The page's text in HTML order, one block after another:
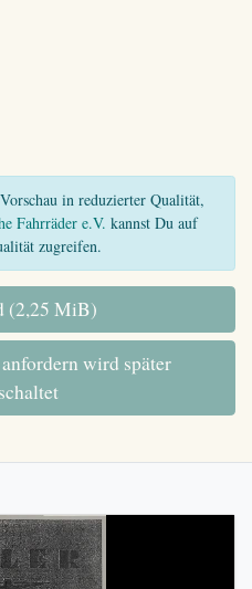
in reduzierter Qualität,
Fahrräder e.V. kannst Du auf
zugreifen.
(2,25 MiB)
wird später